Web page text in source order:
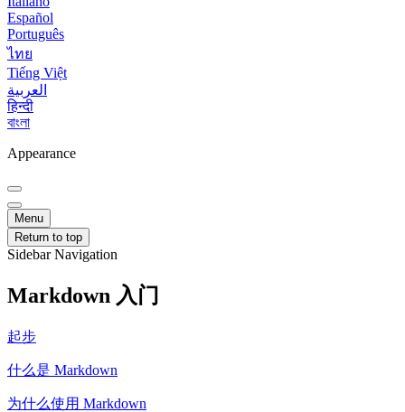
Español
Português
ไทย
Tiếng Việt
العربية
हिन्दी
বাংলা
Appearance
Menu
Return to top
Sidebar Navigation
Markdown 入门
起步
什么是 Markdown
为什么使用 Markdown